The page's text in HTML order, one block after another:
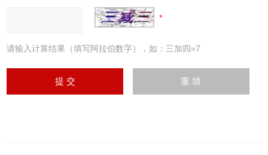
请输入计算结果（填写阿拉伯数字），如：三加四=7